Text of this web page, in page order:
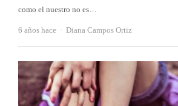
como el nuestro no es…
6 años hace Autor
Diana Campos Ortiz